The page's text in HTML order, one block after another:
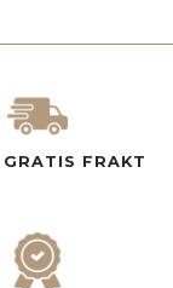
FRAKT